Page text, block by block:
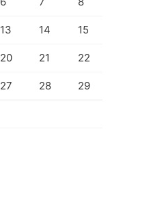
13 14 15
20 21 22
27 28 29